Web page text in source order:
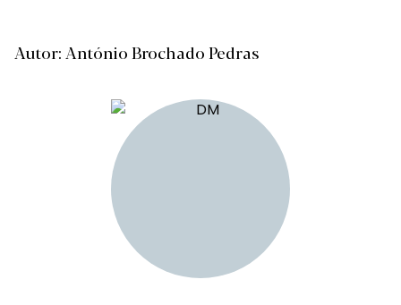
Autor: António Brochado Pedras